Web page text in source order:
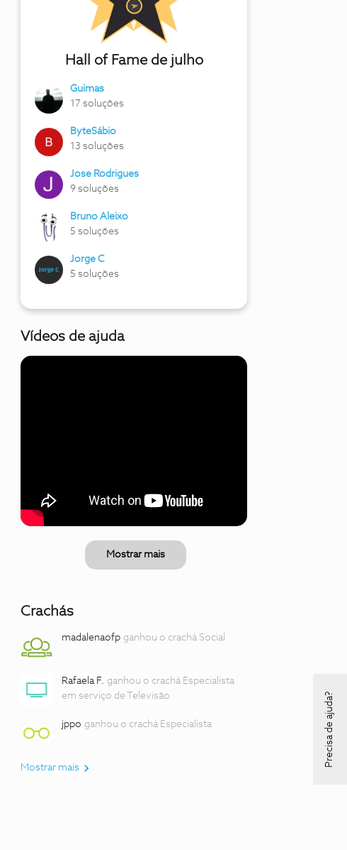
Hall of Fame de julho
Guimas
17 soluções
ByteSábio
13 soluções
Jose Rodrigues
9 soluções
Bruno Aleixo
5 soluções
Jorge C
5 soluções
Vídeos de ajuda
Mostrar mais
Crachás
madalenaofp ganhou o crachá Social
Rafaela F. ganhou o crachá Especialista
em serviço de Televisão
jppo ganhou o crachá Especialista
Mostrar mais
Precisa de ajuda?